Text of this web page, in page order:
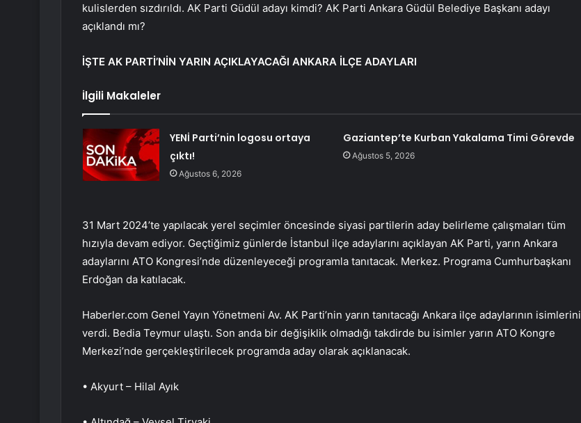
kulislerden sızdırıldı. AK Parti Güdül adayı kimdi? AK Parti Ankara Güdül Belediye Başkanı adayı
açıklandı mı?
İŞTE AK PARTİ’NİN YARIN AÇIKLAYACAĞI ANKARA İLÇE ADAYLARI
İlgili Makaleler
YENİ Parti’nin logosu ortaya
çıktı!
Ağustos 6, 2026
Gaziantep’te Kurban Yakalama Timi Görevde
Ağustos 5, 2026
31 Mart 2024’te yapılacak yerel seçimler öncesinde siyasi partilerin aday belirleme çalışmaları tüm
hızıyla devam ediyor. Geçtiğimiz günlerde İstanbul ilçe adaylarını açıklayan AK Parti, yarın Ankara
adaylarını ATO Kongresi’nde düzenleyeceği programla tanıtacak. Merkez. Programa Cumhurbaşkanı
Erdoğan da katılacak.
Haberler.com Genel Yayın Yönetmeni Av. AK Parti’nin yarın tanıtacağı Ankara ilçe adaylarının isimlerini
verdi. Bedia Teymur ulaştı. Son anda bir değişiklik olmadığı takdirde bu isimler yarın ATO Kongre
Merkezi’nde gerçekleştirilecek programda aday olarak açıklanacak.
• Akyurt – Hilal Ayık